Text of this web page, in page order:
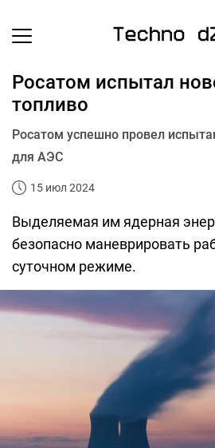
Росатом испытал
топливо
Росатом успешно провел
для АЭС
15 июл 2024
Выделяемая им ядерная
безопасно маневрировать
суточном режиме.